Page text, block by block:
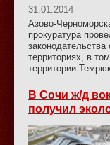
31.01.2014
Азово-
прокуратура
территориях, в
территории
В Сочи ж/д
получил